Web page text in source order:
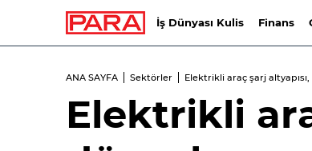
İş Dünyası Kulis Finans
ANA SAYFA Sektörler Elektrikli araç şarj
Elektrikli